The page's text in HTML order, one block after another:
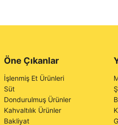
Öne Çıkanlar
İşlenmiş Et Ürünleri
Süt
Dondurulmuş Ürünler
Kahvaltılık Ürünler
Bakliyat